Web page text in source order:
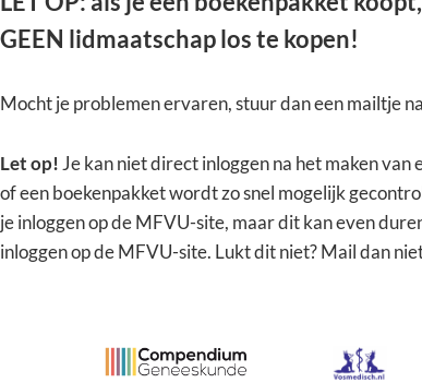
GEEN lidmaatschap los te kopen!
Mocht je problemen ervaren, stuur dan een mailtje
Let op! Je kan niet direct inloggen na het maken
of een boekenpakket wordt zo snel mogelijk
je inloggen op de MFVU-site, maar dit kan even
inloggen op de MFVU-site. Lukt dit niet? Mail dan